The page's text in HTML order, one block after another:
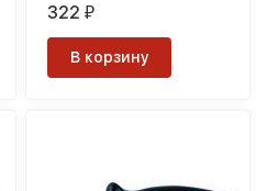
322₽
В корзину